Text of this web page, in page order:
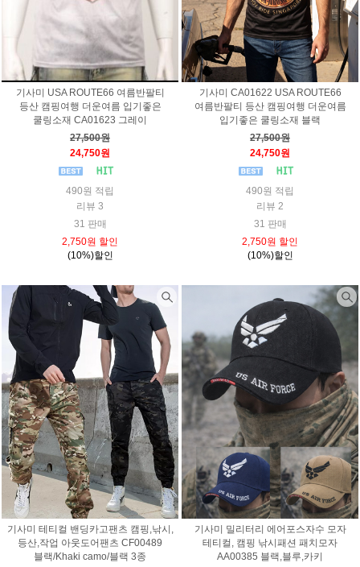
기사미 USA ROUTE66 여름반팔티
등산 캠핑여행 더운여름 입기좋은
쿨링소재 CA01623 그레이
27,500원
24,750원
490원 적립
리뷰 3
31 판매
2,750원 할인
(10%)할인
기사미 CA01622 USA ROUTE66
여름반팔티 등산 캠핑여행 더운여름
입기좋은 쿨링소재 블랙
27,500원
24,750원
490원 적립
리뷰 2
31 판매
2,750원 할인
(10%)할인
기사미 테티컬 밴딩카고팬츠 캠핑,낚시,
등산,작업 아웃도어팬츠 CF00489
블랙/Khaki camo/블랙 3종
기사미 밀리터리 에어포스자수 모자
테티컬, 캠핑 낚시패션 패치모자
AA00385 블랙,블루,카키